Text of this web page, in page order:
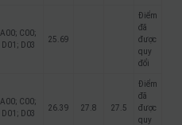
A00; C00;
D01; D03
25.69
Điểm
đã
được
quy
đổi
A00; C00;
D01; D03
26.39 27.8 27.5
Điểm
đã
được
quy